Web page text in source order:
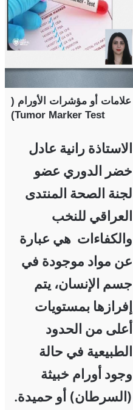
علامات أو مؤشرات الأورام (
Tumor Marker Test)
الاستاذة رانية عادل
خضر الدوري عضو
لجنة الصحة المنتدى
العراقي للنخب
والكفاءات هي عبارة
عن مواد موجودة في
جسم الإنسان، يتم
إفرازها بمستويات
أعلى من الحدود
الطبيعية في حالة
وجود أورام خبيثة
(السرطان) أو حميدة.